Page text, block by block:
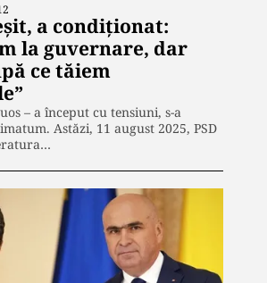
a condiționat:
la guvernare, dar
ce tăiem
– a început cu tensiuni, s-a
Astăzi, 11 august 2025, PSD